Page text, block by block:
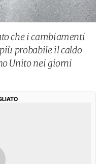
che i cambiamenti
probabile il caldo
Unito nei giorni